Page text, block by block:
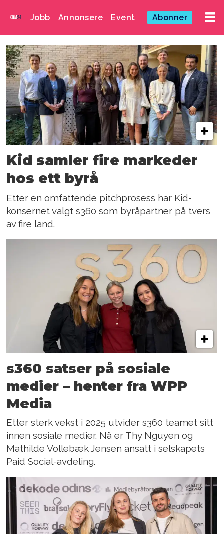
Jobb Annonsere Event Abonner
Emne:
s360
Kid samler fire markeder
hos ett byrå
Etter en omfattende pitchprosess har Kid-
konsernet valgt s360 som byråpartner på tvers
av fire land.
s360 satser på sosiale
medier – henter fra WPP
Media
Etter sterk vekst i 2025 utvider s360 teamet sitt
innen sosiale medier. Nå er Thy Nguyen og
Mathilde Vollebæk Jensen ansatt i selskapets
Paid Social-avdeling.